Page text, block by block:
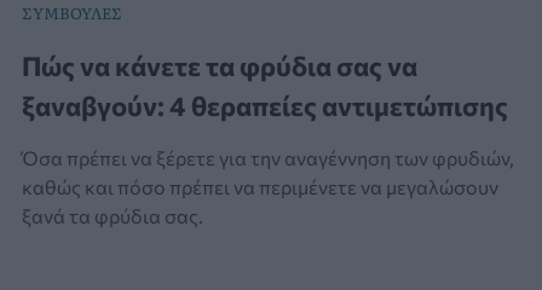
ΣΥΜΒΟΥΛΕΣ
Πώς να κάνετε τα φρύδια σας να
ξαναβγούν: 4 θεραπείες αντιμετώπισης
Όσα πρέπει να ξέρετε για την αναγέννηση των φρυδιών,
καθώς και πόσο πρέπει να περιμένετε να μεγαλώσουν
ξανά τα φρύδια σας.